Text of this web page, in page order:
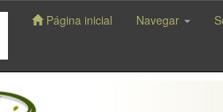
Página inicial Navegar